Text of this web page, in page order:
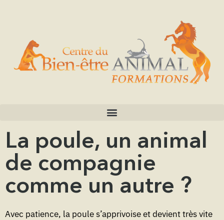
La poule, un animal
de compagnie
comme un autre ?
Avec patience, la poule s’apprivoise et devient très vite